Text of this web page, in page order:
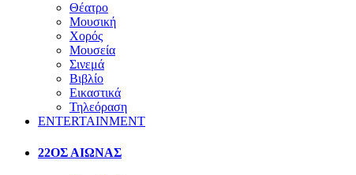
Θέατρο
Μουσική
Χορός
Μουσεία
Σινεμά
Βιβλίο
Εικαστικά
Τηλεόραση
ENTERTAINMENT
22ΟΣ ΑΙΩΝΑΣ